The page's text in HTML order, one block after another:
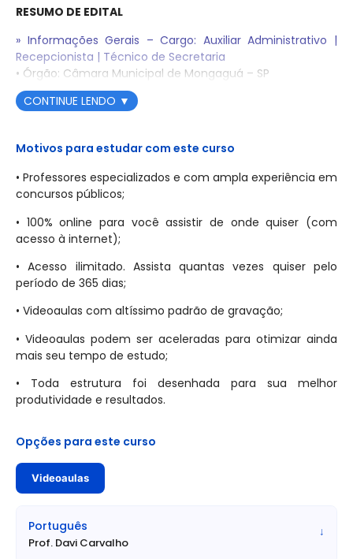
RESUMO DE EDITAL
» Informações Gerais – Cargo: Auxiliar Administrativo |
Recepcionista | Técnico de Secretaria
• Órgão: Câmara Municipal de Mongaguá – SP
• Situação do Edital: Concurso Público nº 001/2026 – Edital
de Abertura das Inscrições
LC 80/2023 do Município de Mongaguá
• Banca Organizadora: INEPAM – Instituto Nacional
Especializado em Pesquisa e Apoio aos Municípios
• Período de Inscrições: Das 10h00min do dia 11/02/2026 às
16h00min do dia 13/03/2026
• Taxa de inscrição: R$ 58,00
• Data da Prova Objetiva: PROVAVELMENTE dia 05/04/2026
e 12/04/2026
• Etapas da Prova: Prova Objetiva de caráter eliminatório e
classificatório
prorrogado por igual período, uma única vez, a contar da
data de homologação
» Cargos, Vagas, Requisitos e Vencimentos:
• Atribuições: Conforme Anexo I do Edital
• Escolaridade Exigida: Ensino Médio Completo e
conhecimento em informática
• Vagas: 01
• Lotação / Local de Atuação: Câmara Municipal de
Mongaguá – SP
CONTINUE LENDO ▼
Motivos para estudar com este curso
• Professores especializados e com ampla experiência em
concursos públicos;
• 100% online para você assistir de onde quiser (com
acesso à internet);
• Acesso ilimitado. Assista quantas vezes quiser pelo
período de 365 dias;
• Videoaulas com altíssimo padrão de gravação;
• Videoaulas podem ser aceleradas para otimizar ainda
mais seu tempo de estudo;
• Toda estrutura foi desenhada para sua melhor
produtividade e resultados.
Opções para este curso
Videoaulas
Português
Prof. Davi Carvalho
↓